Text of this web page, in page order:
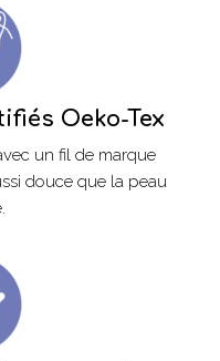
Oeko-Tex
un fil de marque
douce que la peau